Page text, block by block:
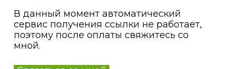
В данный момент автоматический
сервис получения ссылки не работает,
поэтому после оплаты свяжитесь со
мной.